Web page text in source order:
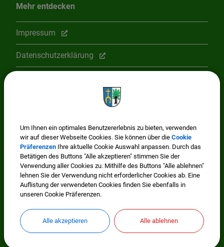
Mehr entdecken
Impressum
Datenschutzerklärung
Mitglied im Regionalwerk Chiemgau-Rupertiwinkel
Um Ihnen ein optimales Benutzererlebnis zu bieten, verwenden
wir auf dieser Webseite Cookies. Sie können über die Cookie
Präferenzen Ihre aktuelle Cookie Auswahl anpassen. Durch das
Betätigen des Buttons "Alle akzeptieren" stimmen Sie der
Verwendung aller Cookies zu. Mithilfe des Buttons "Alle ablehnen"
lehnen Sie der Verwendung nicht erforderlicher Cookies ab. Eine
Auflistung der verwendeten Cookies finden Sie ebenfalls in
unseren Cookie Präferenzen.
Alle akzeptieren Alle ablehnen